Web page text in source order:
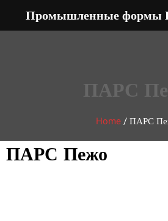
ПАРС
Home/ПАРС
ПАРС Пежо
Промышленные формы